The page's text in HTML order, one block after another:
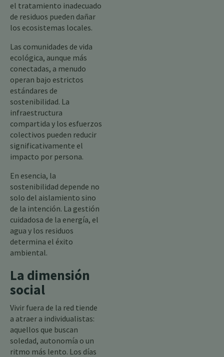
el tratamiento inadecuado
de residuos pueden dañar
los ecosistemas locales.
Las comunidades de vida
ecológica, aunque más
conectadas, a menudo
operan bajo estrictos
estándares de
sostenibilidad. La
infraestructura
compartida y los esfuerzos
colectivos pueden reducir
significativamente el
impacto por persona.
En esencia, la
sostenibilidad depende no
solo del aislamiento sino
de la intención. La gestión
cuidadosa de la energía, el
agua y los residuos
determina el éxito
ambiental.
La dimensión
social
Vivir fuera de la red tiende
a atraer a individualistas:
aquellos que buscan
soledad, autonomía o un
ritmo más lento. Los días